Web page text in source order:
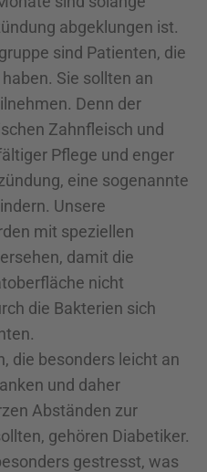
abgeklungen ist.
sind Patienten, die
Sie sollten an
Denn der
Zahnfleisch und
Pflege und enger
eine sogenannte
Unsere
mit speziellen
damit die
nicht
die Bakterien sich
die besonders leicht an
und daher
Abständen zur
gehören Diabetiker.
gestresst, was